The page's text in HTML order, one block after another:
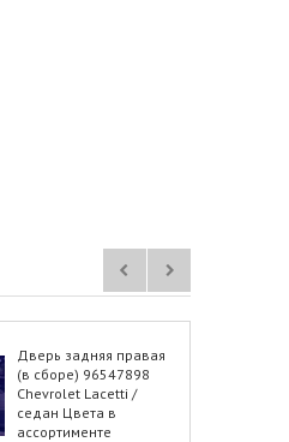
Дверь задняя правая
(в сборе) 96547898
Chevrolet Lacetti /
седан Цвета в
ассортименте